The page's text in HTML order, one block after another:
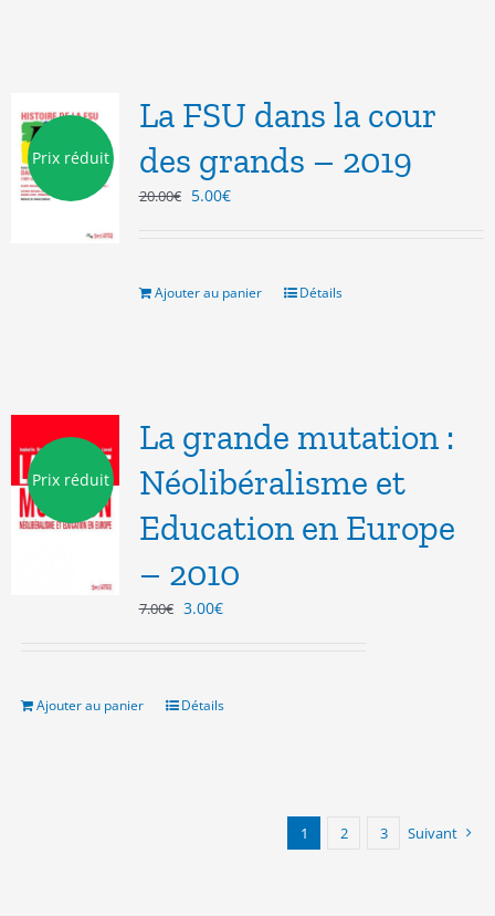
Prix réduit
La FSU dans la cour
des grands – 2019
20.00€ Le
20.00€.
5.00€Le
5.00€.
Ajouter au panier Détails
Prix réduit
La grande mutation :
Néolibéralisme et
Education en Europe
– 2010
7.00€ Le
7.00€.
3.00€Le
3.00€.
Ajouter au panier Détails
1 2 3 Suivant